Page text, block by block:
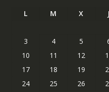
L M X J
3
4 5
10
11 12
17
18 19
24
25 26